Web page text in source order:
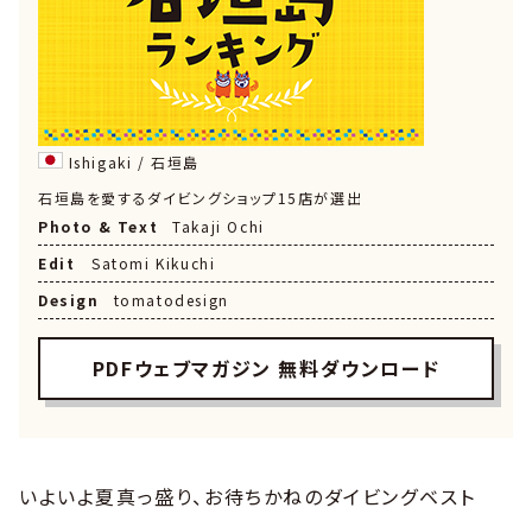
Ishigaki / 石垣島
石垣島を愛するダイビングショップ15店が選出
Photo & Text
Takaji Ochi
Edit
Satomi Kikuchi
Design
tomatodesign
PDFウェブマガジン 無料ダウンロード
いよいよ夏真っ盛り、お待ちかねのダイビングベスト